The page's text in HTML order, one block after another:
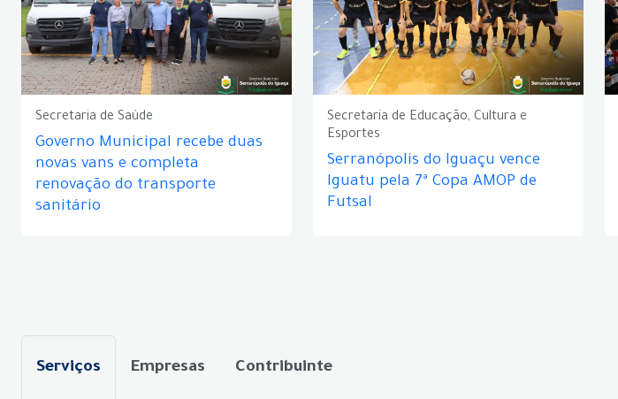
Secretaria de Saúde
Governo Municipal recebe duas
novas vans e completa
renovação do transporte
sanitário
Secretaria de Educação, Cultura e
Esportes
Serranópolis do Iguaçu vence
Iguatu pela 7ª Copa AMOP de
Futsal
Serviços Empresas Contribuinte